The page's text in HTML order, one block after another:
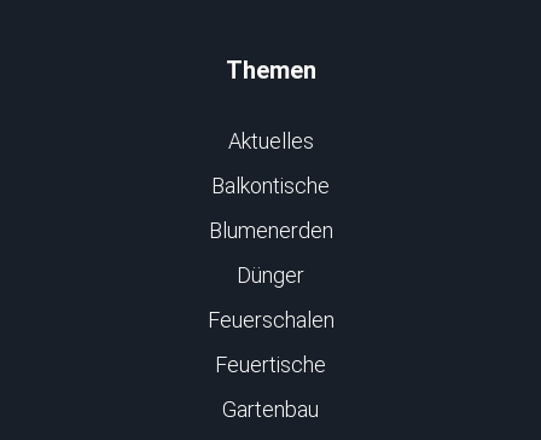
Themen
Aktuelles
Balkontische
Blumenerden
Dünger
Feuerschalen
Feuertische
Gartenbau